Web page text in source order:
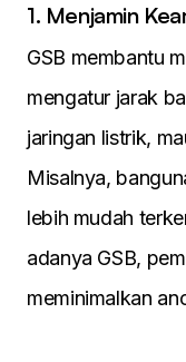
1. Menjamin
GSB membantu
mengatur jarak
jaringan listrik,
Misalnya,
lebih mudah
adanya GSB,
meminimalkan